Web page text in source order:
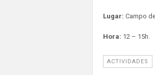
Lugar: Campo
Hora: 12 – 15h.
ACTIVIDADES